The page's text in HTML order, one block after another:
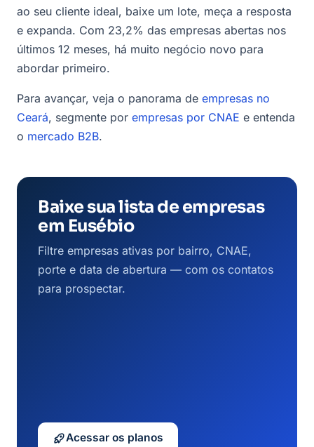
ao seu cliente ideal, baixe um lote, meça a resposta
e expanda. Com 23,2% das empresas abertas nos
últimos 12 meses, há muito negócio novo para
abordar primeiro.
Para avançar, veja o panorama de empresas no
Ceará, segmente por empresas por CNAE e entenda
o mercado B2B.
Baixe sua lista de empresas
em Eusébio
Filtre empresas ativas por bairro, CNAE,
porte e data de abertura — com os contatos
para prospectar.
Acessar os planos